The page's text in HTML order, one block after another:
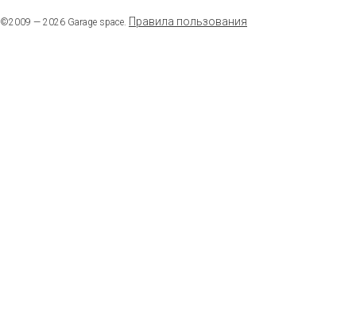
©2009 — 2026 Garage space. Правила пользования